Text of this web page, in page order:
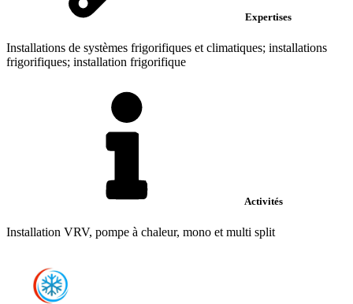
Expertises
Installations de systèmes frigorifiques et climatiques; installations
frigorifiques; installation frigorifique
Activités
Installation VRV, pompe à chaleur, mono et multi split